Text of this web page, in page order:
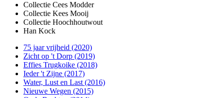
Collectie Cees Modder
Collectie Kees Mooij
Collectie Hoochhoutwout
Han Kock
75 jaar vrijheid (2020)
Zicht op 't Dorp (2019)
Effies Trugkoike (2018)
Ieder 't Zijne (2017)
Water, Lust en Last (2016)
Nieuwe Wegen (2015)